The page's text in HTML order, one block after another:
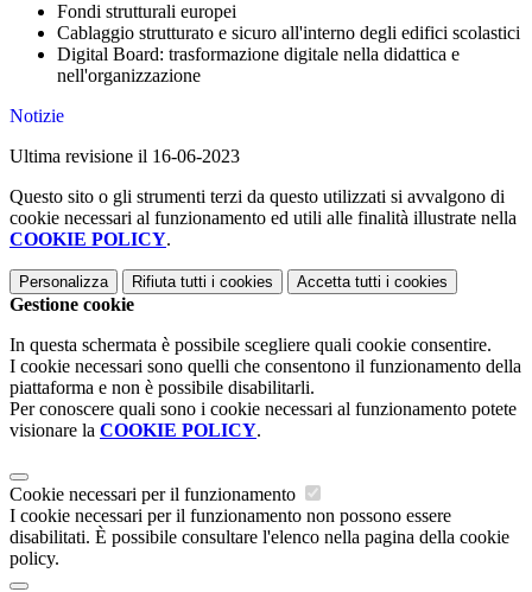
Fondi strutturali europei
Cablaggio strutturato e sicuro all'interno degli edifici scolastici
Digital Board: trasformazione digitale nella didattica e
nell'organizzazione
Notizie
Ultima revisione il 16-06-2023
Questo sito o gli strumenti terzi da questo utilizzati si avvalgono di
cookie necessari al funzionamento ed utili alle finalità illustrate nella
COOKIE POLICY.
Personalizza Rifiuta tutti i cookies Accetta tutti i cookies
Gestione cookie
In questa schermata è possibile scegliere quali cookie consentire.
I cookie necessari sono quelli che consentono il funzionamento della
piattaforma e non è possibile disabilitarli.
Per conoscere quali sono i cookie necessari al funzionamento potete
visionare la COOKIE POLICY.
Cookie necessari per il funzionamento
I cookie necessari per il funzionamento non possono essere
disabilitati. È possibile consultare l'elenco nella pagina della cookie
policy.